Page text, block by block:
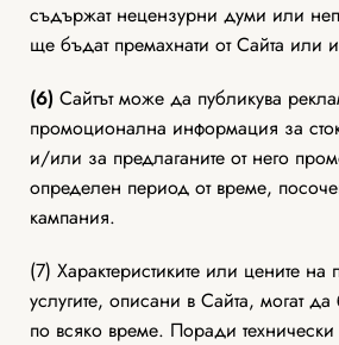
съдържат нецензурни думи или
ще бъдат премахнати от Сайта или
(6) Сайтът може да публикува
промоционална информация за
и/или за предлаганите от него
определен период от време,
кампания.
(7) Характеристиките или цените на
услугите, описани в Сайта, могат
по всяко време. Поради